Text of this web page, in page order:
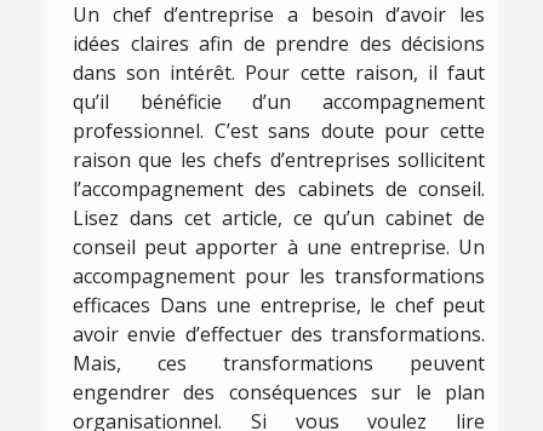
Un chef d’entreprise a besoin d’avoir les
idées claires afin de prendre des décisions
dans son intérêt. Pour cette raison, il faut
qu’il bénéficie d’un accompagnement
professionnel. C’est sans doute pour cette
raison que les chefs d’entreprises sollicitent
l’accompagnement des cabinets de conseil.
Lisez dans cet article, ce qu’un cabinet de
conseil peut apporter à une entreprise. Un
accompagnement pour les transformations
efficaces Dans une entreprise, le chef peut
avoir envie d’effectuer des transformations.
Mais, ces transformations peuvent
engendrer des conséquences sur le plan
organisationnel. Si vous voulez lire